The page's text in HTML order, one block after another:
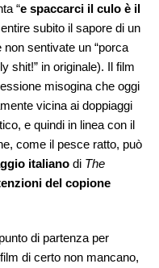
“e spaccarci il culo è il
subito il sapore di un
non sentivate un “porca
shit!” in originale). Il film
misogina che oggi
vicina ai doppiaggi
e quindi in linea con il
come il pesce ratto, può
italiano di The
del copione
di partenza per
di certo non mancano,